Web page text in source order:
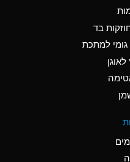
D
D
בד
למתכת